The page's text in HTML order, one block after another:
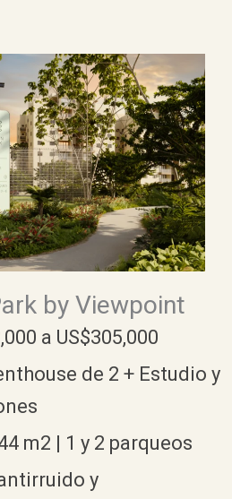
by Viewpoint
a US$305,000
de 2 + Estudio y
m2 | 1 y 2 parqueos
y